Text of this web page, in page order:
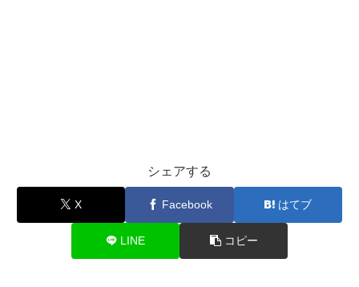
シェアする
X Facebook はてブ
LINE コピー